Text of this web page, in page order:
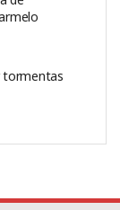
tormentas